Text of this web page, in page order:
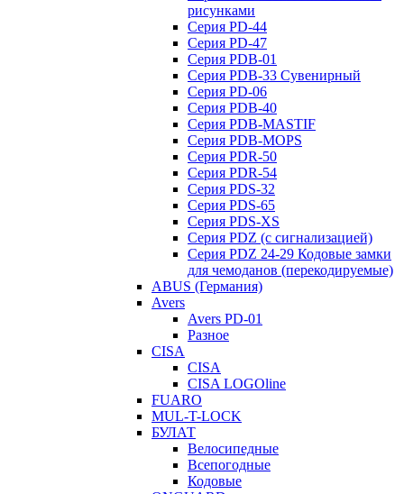
рисунками
Серия PD-44
Серия PD-47
Серия PDB-01
Серия PDB-33 Сувенирный
Серия PD-06
Серия PDB-40
Серия PDB-MASTIF
Серия PDB-MOPS
Серия PDR-50
Серия PDR-54
Серия PDS-32
Серия PDS-65
Серия PDS-XS
Серия PDZ (с сигнализацией)
Серия PDZ 24-29 Кодовые замки
для чемоданов (перекодируемые)
ABUS (Германия)
Avers
Avers PD-01
Разное
CISA
CISA
CISA LOGOline
FUARO
MUL-T-LOCK
БУЛАТ
Велосипедные
Всепогодные
Кодовые